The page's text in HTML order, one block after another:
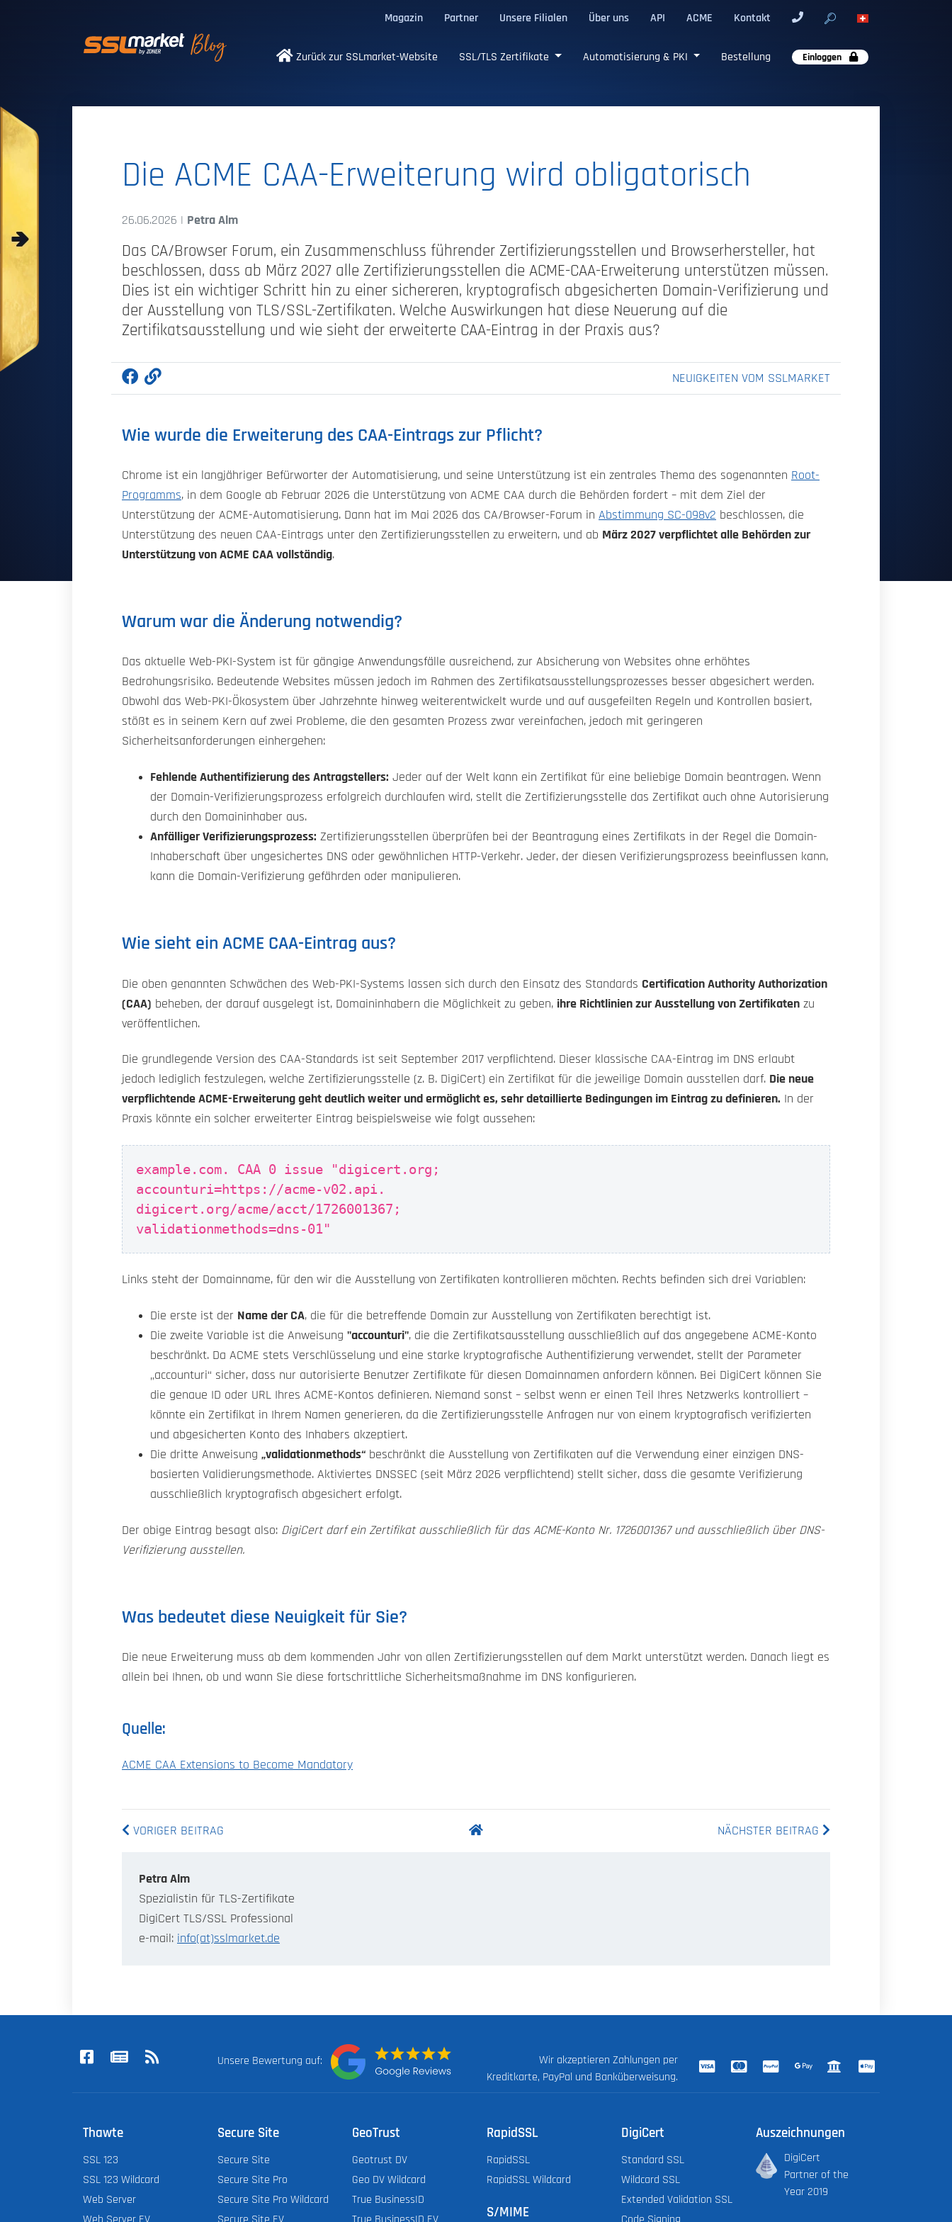
Magazin Partner Unsere Filialen Über uns API ACME Kontakt
Vertrauenswürdige SSL/TLS-Zertifikate
Zurück zur SSLmarket-Website SSL/TLS Zertifikate Automatisierung & PKI Bestellung Einloggen
Die ACME CAA-Erweiterung wird obligatorisch
26.06.2026 | Petra Alm
Das CA/Browser Forum, ein Zusammenschluss führender Zertifizierungsstellen und Browserhersteller, hat
beschlossen, dass ab März 2027 alle Zertifizierungsstellen die ACME-CAA-Erweiterung unterstützen müssen.
Dies ist ein wichtiger Schritt hin zu einer sichereren, kryptografisch abgesicherten Domain-Verifizierung und
der Ausstellung von TLS/SSL-Zertifikaten. Welche Auswirkungen hat diese Neuerung auf die
Zertifikatsausstellung und wie sieht der erweiterte CAA-Eintrag in der Praxis aus?
NEUIGKEITEN VOM SSLMARKET
Wie wurde die Erweiterung des CAA-Eintrags zur Pflicht?
Chrome ist ein langjähriger Befürworter der Automatisierung, und seine Unterstützung ist ein zentrales Thema des sogenannten Root-
Programms, in dem Google ab Februar 2026 die Unterstützung von ACME CAA durch die Behörden fordert – mit dem Ziel der
Unterstützung der ACME-Automatisierung. Dann hat im Mai 2026 das CA/Browser-Forum in Abstimmung SC-098v2 beschlossen, die
Unterstützung des neuen CAA-Eintrags unter den Zertifizierungsstellen zu erweitern, und ab März 2027 verpflichtet alle Behörden zur
Unterstützung von ACME CAA vollständig.
Warum war die Änderung notwendig?
Das aktuelle Web-PKI-System ist für gängige Anwendungsfälle ausreichend, zur Absicherung von Websites ohne erhöhtes
Bedrohungsrisiko. Bedeutende Websites müssen jedoch im Rahmen des Zertifikatsausstellungsprozesses besser abgesichert werden.
Obwohl das Web-PKI-Ökosystem über Jahrzehnte hinweg weiterentwickelt wurde und auf ausgefeilten Regeln und Kontrollen basiert,
stößt es in seinem Kern auf zwei Probleme, die den gesamten Prozess zwar vereinfachen, jedoch mit geringeren
Sicherheitsanforderungen einhergehen:
Fehlende Authentifizierung des Antragstellers: Jeder auf der Welt kann ein Zertifikat für eine beliebige Domain beantragen. Wenn
der Domain-Verifizierungsprozess erfolgreich durchlaufen wird, stellt die Zertifizierungsstelle das Zertifikat auch ohne Autorisierung
durch den Domaininhaber aus.
Anfälliger Verifizierungsprozess: Zertifizierungsstellen überprüfen bei der Beantragung eines Zertifikats in der Regel die Domain-
Inhaberschaft über ungesichertes DNS oder gewöhnlichen HTTP-Verkehr. Jeder, der diesen Verifizierungsprozess beeinflussen kann,
kann die Domain-Verifizierung gefährden oder manipulieren.
Wie sieht ein ACME CAA-Eintrag aus?
Die oben genannten Schwächen des Web-PKI-Systems lassen sich durch den Einsatz des Standards Certification Authority Authorization
(CAA) beheben, der darauf ausgelegt ist, Domaininhabern die Möglichkeit zu geben, ihre Richtlinien zur Ausstellung von Zertifikaten zu
veröffentlichen.
Die grundlegende Version des CAA-Standards ist seit September 2017 verpflichtend. Dieser klassische CAA-Eintrag im DNS erlaubt
jedoch lediglich festzulegen, welche Zertifizierungsstelle (z. B. DigiCert) ein Zertifikat für die jeweilige Domain ausstellen darf. Die neue
verpflichtende ACME-Erweiterung geht deutlich weiter und ermöglicht es, sehr detaillierte Bedingungen im Eintrag zu definieren. In der
Praxis könnte ein solcher erweiterter Eintrag beispielsweise wie folgt aussehen:
example.com. CAA 0 issue "digicert.org;
accounturi=https://acme-v02.api.
digicert.org/acme/acct/1726001367;
validationmethods=dns-01"
Links steht der Domainname, für den wir die Ausstellung von Zertifikaten kontrollieren möchten. Rechts befinden sich drei Variablen:
Die erste ist der Name der CA, die für die betreffende Domain zur Ausstellung von Zertifikaten berechtigt ist.
Die zweite Variable ist die Anweisung "accounturi", die die Zertifikatsausstellung ausschließlich auf das angegebene ACME-Konto
beschränkt. Da ACME stets Verschlüsselung und eine starke kryptografische Authentifizierung verwendet, stellt der Parameter
„accounturi“ sicher, dass nur autorisierte Benutzer Zertifikate für diesen Domainnamen anfordern können. Bei DigiCert können Sie
die genaue ID oder URL Ihres ACME-Kontos definieren. Niemand sonst – selbst wenn er einen Teil Ihres Netzwerks kontrolliert –
könnte ein Zertifikat in Ihrem Namen generieren, da die Zertifizierungsstelle Anfragen nur von einem kryptografisch verifizierten
und abgesicherten Konto des Inhabers akzeptiert.
Die dritte Anweisung „validationmethods“ beschränkt die Ausstellung von Zertifikaten auf die Verwendung einer einzigen DNS-
basierten Validierungsmethode. Aktiviertes DNSSEC (seit März 2026 verpflichtend) stellt sicher, dass die gesamte Verifizierung
ausschließlich kryptografisch abgesichert erfolgt.
Der obige Eintrag besagt also: DigiCert darf ein Zertifikat ausschließlich für das ACME-Konto Nr. 1726001367 und ausschließlich über DNS-
Verifizierung ausstellen.
Was bedeutet diese Neuigkeit für Sie?
Die neue Erweiterung muss ab dem kommenden Jahr von allen Zertifizierungsstellen auf dem Markt unterstützt werden. Danach liegt es
allein bei Ihnen, ob und wann Sie diese fortschrittliche Sicherheitsmaßnahme im DNS konfigurieren.
Quelle:
ACME CAA Extensions to Become Mandatory
VORIGER BEITRAG NÄCHSTER BEITRAG
Petra Alm
Spezialistin für TLS-Zertifikate
DigiCert TLS/SSL Professional
e-mail: info(at)sslmarket.de
Unsere Bewertung auf:
Wir akzeptieren Zahlungen per
Kreditkarte, PayPal und Banküberweisung.
Thawte
SSL 123
SSL 123 Wildcard
Web Server
Web Server EV
Secure Site
Secure Site
Secure Site Pro
Secure Site Pro Wildcard
Secure Site EV
GeoTrust
Geotrust DV
Geo DV Wildcard
True BusinessID
True BusinessID EV
RapidSSL
RapidSSL
RapidSSL Wildcard
S/MIME
DigiCert
Standard SSL
Wildcard SSL
Extended Validation SSL
Code Signing
Auszeichnungen
DigiCert
Partner of the
Year 2019